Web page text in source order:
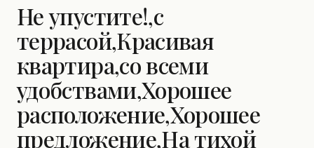
Не упустите!,с
террасой,Красивая
квартира,со всеми
удобствами,Хорошее
расположение,Хорошее
предложение,На тихой